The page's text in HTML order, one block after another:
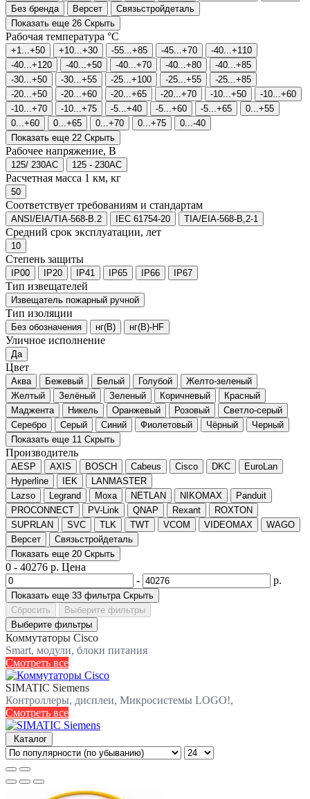
Без бренда
Версет
Связьстройдеталь
Показать еще 26 Скрыть
Рабочая температура °C
+1...+50 +10...+30 -55...+85 -45...+70
-40...+110
-40...+120
-40...+50 -40...+70 -40...+80
-40...+85
-30...+50
-30...+55 -25...+100 -25...+55
-25...+85
-20...+50
-20...+60 -20...+65 -20...+70 -10...+50
-10...+60
-10...+70
-10...+75 -5...+40 -5...+60 -5...+65
0...+55
0...+60
0...+65 0...+70 0...+75
0...-40
Показать еще 22 Скрыть
Рабочее напряжение, В
125/ 230AC 125 - 230AC
Расчетная масса 1 км, кг
50
Соответствует требованиям и стандартам
ANSI/EIA/TIA-568-B.2 IEC 61754-20 TIA/EIA-568-B,2-1
Средний срок эксплуатации, лет
10
Степень защиты
IP00 IP20 IP41 IP65 IP66 IP67
Тип извещателей
Извещатель пожарный ручной
Тип изоляции
Без обозначения нг(B) нг(B)-HF
Уличное исполнение
Да
Цвет
Аква Бежевый Белый Голубой
Желто-зеленый
Желтый
Зелёный Зеленый Коричневый
Красный
Маджента
Никель Оранжевый Розовый
Светло-серый
Серебро
Серый Синий Фиолетовый Чёрный
Черный
Показать еще 11 Скрыть
Производитель
AESP AXIS BOSCH Cabeus Cisco DKC
EuroLan
Hyperline
IEK
LANMASTER
Lazso
Legrand Moxa NETLAN NIKOMAX
Panduit
PROCONNECT
PV-Link QNAP Rexant
ROXTON
SUPRLAN
SVC TLK TWT VCOM VIDEOMAX
WAGO
Версет
Связьстройдеталь
Показать еще 20 Скрыть
0 - 40276 р. Цена
-
р.
Показать еще 33 фильтра Скрыть
Сбросить
Выберите фильтры
Выберите фильтры
Коммутаторы Cisco
Smart, модули, блоки питания
Смотреть все
SIMATIC Siemens
Контроллеры, дисплеи, Микросистемы LOGO!,
Смотреть все
Каталог